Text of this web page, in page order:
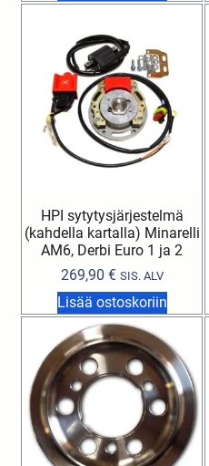
HPI sytytysjärjestelmä
(kahdella kartalla) Minarelli
AM6, Derbi Euro 1 ja 2
269,90 € SIS. ALV
Lisää ostoskoriin